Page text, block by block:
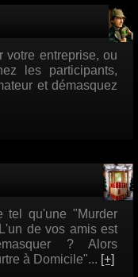
votre entreprise, ou
les participants,
et démasquez
tel qu'une "Murder
de vos amis est
? Alors
à Domicile"... [+]